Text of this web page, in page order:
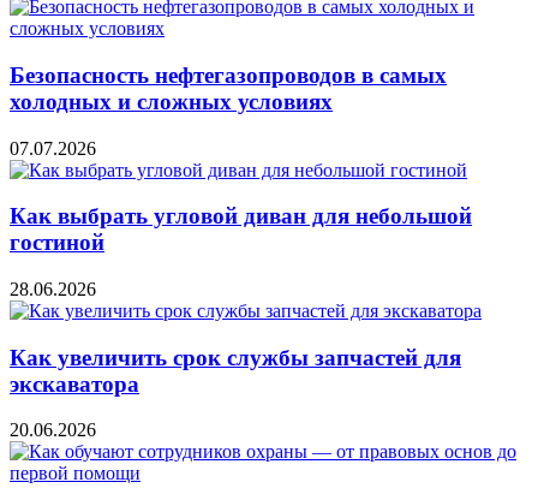
Безопасность нефтегазопроводов в самых
холодных и сложных условиях
07.07.2026
Как выбрать угловой диван для небольшой
гостиной
28.06.2026
Как увеличить срок службы запчастей для
экскаватора
20.06.2026